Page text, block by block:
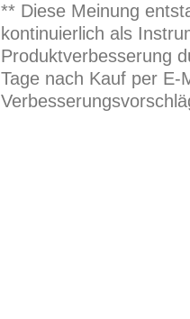
** Diese Meinung
kontinuierlich als
Produktverbesserung
Tage nach Kauf per E-